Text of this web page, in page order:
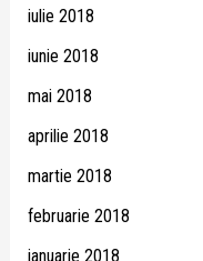
iulie 2018
iunie 2018
mai 2018
aprilie 2018
martie 2018
februarie 2018
ianuarie 2018